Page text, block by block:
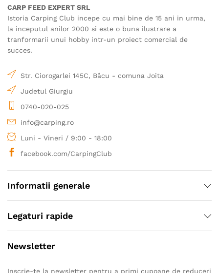
alese
în
pagina
produsului.
în
pagina
produsului.
CARP FEED EXPERT SRL
Istoria Carping Club incepe cu mai bine de 15 ani in urma,
la inceputul anilor 2000 si este o buna ilustrare a
tranformarii unui hobby intr-un proiect comercial de
succes.
Str. Ciorogarlei 145C, Bâcu - comuna Joita
Judetul Giurgiu
0740-020-025
info@carping.ro
Luni - Vineri / 9:00 - 18:00
facebook.com/CarpingClub
Informatii generale
Legaturi rapide
Newsletter
Inscrie-te la newsletter pentru a primi cupoane de reduceri